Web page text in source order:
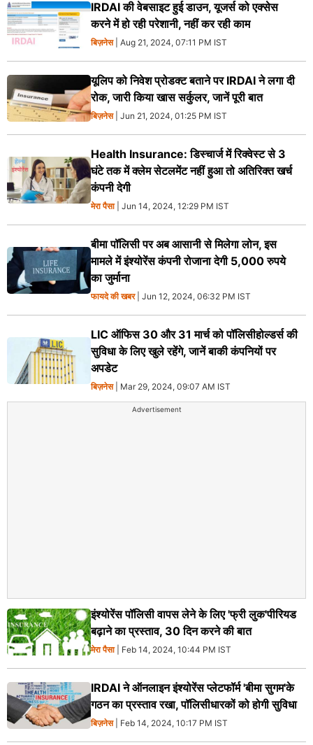
IRDAI की वेबसाइट हुई डाउन, यूजर्स को एक्सेस
करने में हो रही परेशानी, नहीं कर रही काम
बिज़नेस| Aug 21, 2024, 07:11 PM IST
यूलिप को निवेश प्रोडक्ट बताने पर IRDAI ने लगा दी
रोक, जारी किया खास सर्कुलर, जानें पूरी बात
बिज़नेस| Jun 21, 2024, 01:25 PM IST
Health Insurance: डिस्चार्ज में रिक्वेस्ट से 3
घंटे तक में क्लेम सेटलमेंट नहीं हुआ तो अतिरिक्त खर्च
कंपनी देगी
मेरा पैसा| Jun 14, 2024, 12:29 PM IST
बीमा पॉलिसी पर अब आसानी से मिलेगा लोन, इस
मामले में इंश्योरेंस कंपनी रोजाना देगी 5,000 रुपये
का जुर्माना
फायदे की खबर| Jun 12, 2024, 06:32 PM IST
LIC ऑफिस 30 और 31 मार्च को पॉलिसीहोल्डर्स की
सुविधा के लिए खुले रहेंगे, जानें बाकी कंपनियों पर
अपडेट
बिज़नेस| Mar 29, 2024, 09:07 AM IST
Advertisement
इंश्योरेंस पॉलिसी वापस लेने के लिए 'फ्री लुक'पीरियड
बढ़ाने का प्रस्ताव, 30 दिन करने की बात
मेरा पैसा| Feb 14, 2024, 10:44 PM IST
IRDAI ने ऑनलाइन इंश्योरेंस प्लेटफॉर्म 'बीमा सुगम'के
गठन का प्रस्ताव रखा, पॉलिसीधारकों को होगी सुविधा
बिज़नेस| Feb 14, 2024, 10:17 PM IST